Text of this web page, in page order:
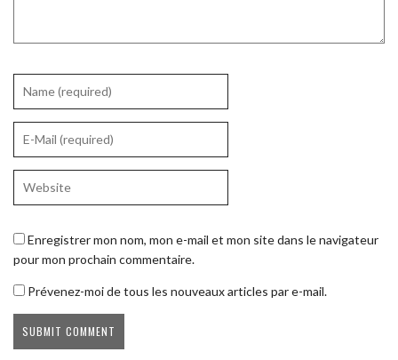
Enregistrer mon nom, mon e-mail et mon site dans le navigateur
pour mon prochain commentaire.
Prévenez-moi de tous les nouveaux articles par e-mail.